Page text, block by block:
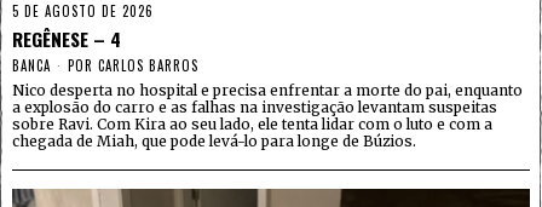
5 DE AGOSTO DE 2026
REGÊNESE – 4
BANCA POR CARLOS BARROS
Nico desperta no hospital e precisa enfrentar a morte do pai, enquanto
a explosão do carro e as falhas na investigação levantam suspeitas
sobre Ravi. Com Kira ao seu lado, ele tenta lidar com o luto e com a
chegada de Miah, que pode levá-lo para longe de Búzios.